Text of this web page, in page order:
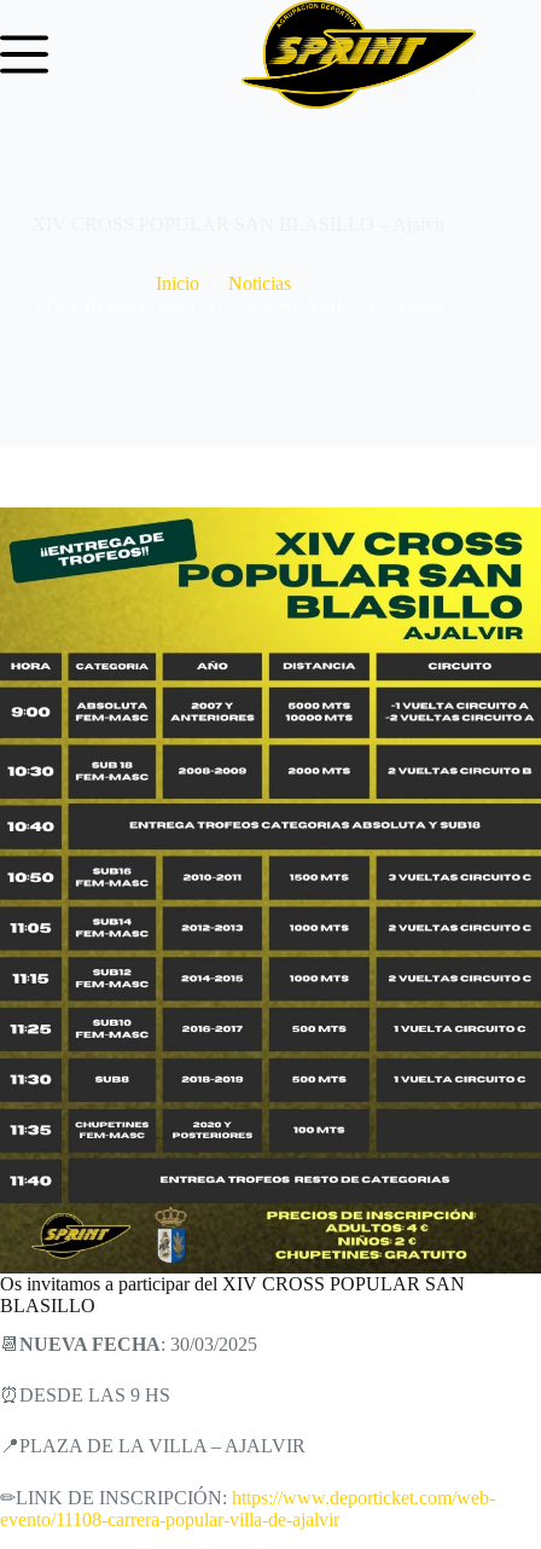
Inicio
Noticias
Os invitamos a participar del XIV CROSS POPULAR SAN
BLASILLO
📆 NUEVA FECHA: 30/03/2025
⏰DESDE LAS 9 HS
📍PLAZA DE LA VILLA – AJALVIR
✏LINK DE INSCRIPCIÓN: https://www.deporticket.com/web-
evento/11108-carrera-popular-villa-de-ajalvir